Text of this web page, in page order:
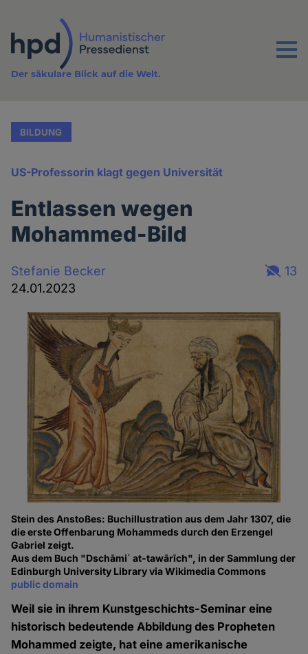
Inhalt
Menu
Der säkulare Blick auf die Welt.
BILDUNG
US-Professorin klagt gegen Universität
Entlassen wegen
Mohammed-Bild
Stefanie Becker
24.01.2023
13
Stein des Anstoßes: Buchillustration aus dem Jahr 1307, die
die erste Offenbarung Mohammeds durch den Erzengel
Gabriel zeigt.
Aus dem Buch "Dschāmiʿ at-tawārīch", in der Sammlung der
Edinburgh University Library via Wikimedia Commons
public domain
Weil sie in ihrem Kunstgeschichts-Seminar eine
historisch bedeutende Abbildung des Propheten
Mohammed zeigte, hat eine amerikanische